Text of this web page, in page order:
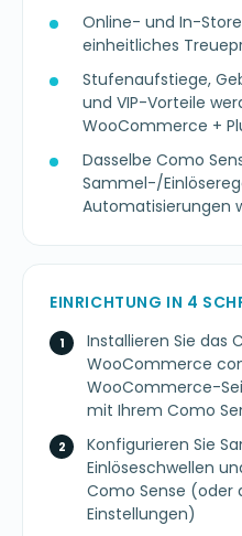
Online- und In-
einheitliches
Stufenaufstiege,
und VIP-Vorteile
WooCommerce +
Dasselbe Como
Sammel-/
Automatisierungen
EINRICHTUNG IN 4
Installieren Sie das
WooCommerce
WooCommerce-
mit Ihrem Como
Konfigurieren Sie
Einlöseschwellen
Como Sense (oder
Einstellungen)